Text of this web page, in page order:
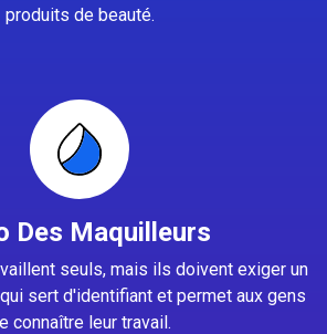
produits de beauté.
Des Maquilleurs
seuls, mais ils doivent exiger un
sert d'identifiant et permet aux gens
connaître leur travail.